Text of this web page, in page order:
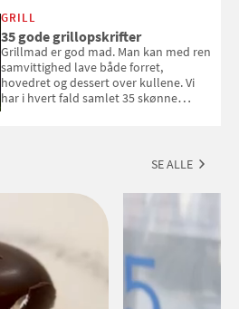
med i Samvirkes skønne vinquiz, hvor
du kan vinde 6 flasker vin fra Viña
Esmeralda. Konkurrencen slutter 1.
september 2026.
GRILL
35 gode grillopskrifter
Grillmad er god mad. Man kan med ren
samvittighed lave både forret,
hovedret og dessert over kullene. Vi
har i hvert fald samlet 35 skønne
SE ALLE